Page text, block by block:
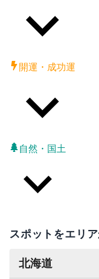
開運・成功運
自然・国土
スポットをエリ
北海道